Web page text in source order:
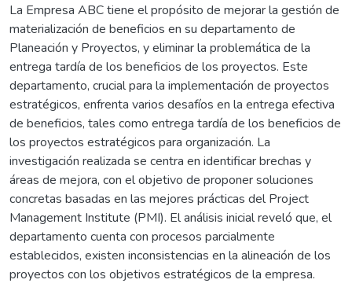
La Empresa ABC tiene el propósito de mejorar la gestión de
materialización de beneficios en su departamento de
Planeación y Proyectos, y eliminar la problemática de la
entrega tardía de los beneficios de los proyectos. Este
departamento, crucial para la implementación de proyectos
estratégicos, enfrenta varios desafíos en la entrega efectiva
de beneficios, tales como entrega tardía de los beneficios de
los proyectos estratégicos para organización. La
investigación realizada se centra en identificar brechas y
áreas de mejora, con el objetivo de proponer soluciones
concretas basadas en las mejores prácticas del Project
Management Institute (PMI). El análisis inicial reveló que, el
departamento cuenta con procesos parcialmente
establecidos, existen inconsistencias en la alineación de los
proyectos con los objetivos estratégicos de la empresa.